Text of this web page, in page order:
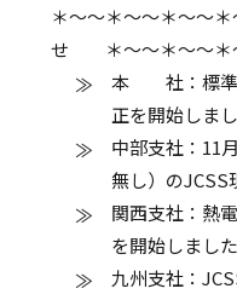
＊～～＊～～＊
せ ＊～～＊～～＊
本 社：標準
正を開始しまし
中部支社：11
無し）のJCSS
関西支社：熱
を開始しました
九州支社：